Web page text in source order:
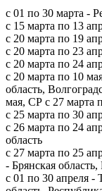
с 01 по 30 марта -
с 15 марта по 13
с 20 марта по 19
с 20 марта по 23
с 20 марта по 24
с 20 марта по 10
область,
мая, СР с 27 марта
с 25 марта по 30
с 26 марта по 24
область
с 27 марта по 25
- Брянская
с 01 по 30 апреля -